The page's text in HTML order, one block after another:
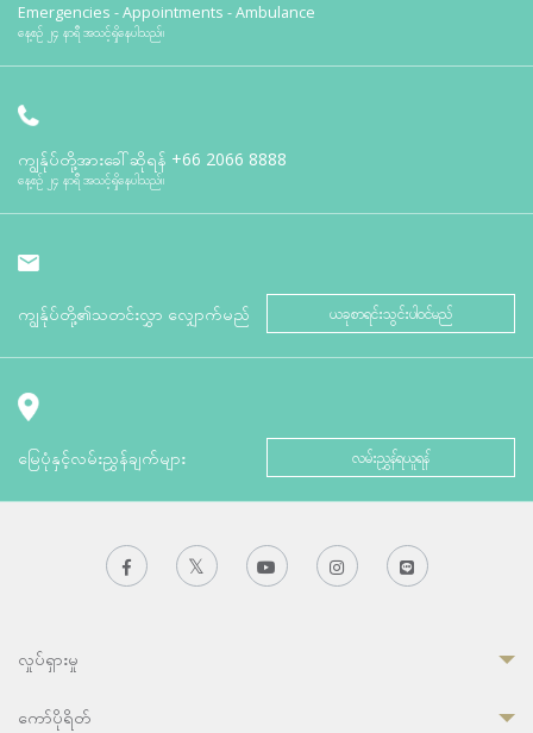
Emergencies - Appointments - Ambulance
နေ့စဉ် ၂၄ နာရီ အသင့်ရှိနေပါသည်။
ကျွန်ုပ်တို့အားခေါ်ဆိုရန် +66 2066 8888
နေ့စဉ် ၂၄ နာရီ အသင့်ရှိနေပါသည်။
ကျွန်ုပ်တို့၏သတင်းလွှာ လျှောက်မည် ယခုစာရင်းသွင်းပါဝင်မည်
မြေပုံနှင့်လမ်းညွှန်ချက်များ လမ်းညွှန်ရယူရန်
လှုပ်ရှားမှု
ကော်ပိုရိတ်